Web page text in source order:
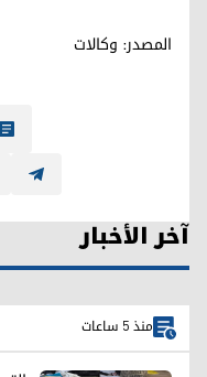
المصدر: وکالات
آخر الأخبار
منذ 5 ساعات